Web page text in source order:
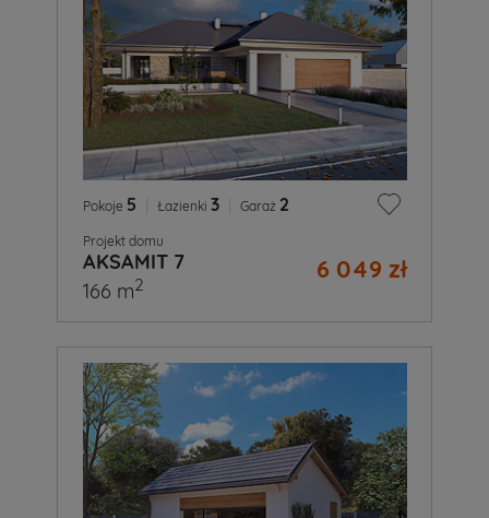
Pokoje 5 Łazienki 3 Garaż 2
Projekt domu
AKSAMIT 7 6 049 zł
166 m2